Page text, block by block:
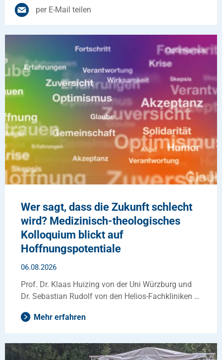
per E-Mail teilen
Wer sagt, dass die Zukunft schlecht
wird? Medizinisch-theologisches
Kolloquium blickt auf
Hoffnungspotentiale
06.08.2026
Prof. Dr. Klaas Huizing von der Uni Würzburg und
Dr. Sebastian Rudolf von den Helios-Fachkliniken …
Mehr erfahren